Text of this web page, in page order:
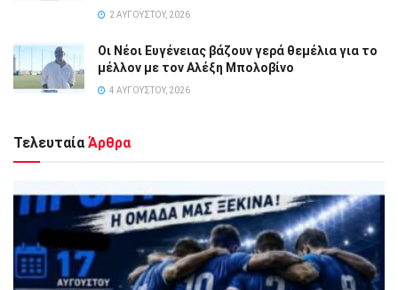
2 ΑΥΓΟΎΣΤΟΥ, 2026
Οι Νέοι Ευγένειας βάζουν γερά θεμέλια για το
μέλλον με τον Αλέξη Μπολοβίνο
4 ΑΥΓΟΎΣΤΟΥ, 2026
Τελευταία Άρθρα